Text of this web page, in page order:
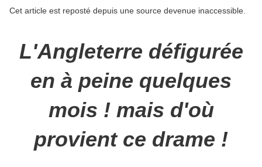
Cet article est reposté depuis une source devenue inaccessible.
L'Angleterre défigurée
en à peine quelques
mois ! mais d'où
provient ce drame !